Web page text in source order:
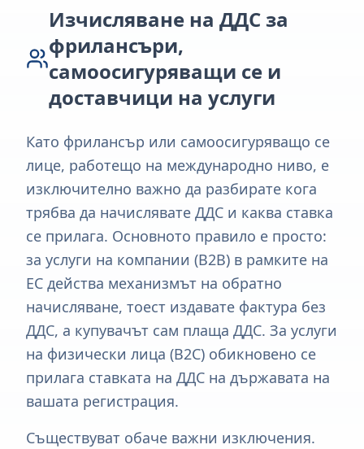
Изчисляване на ДДС за
фрилансъри,
самоосигуряващи се и
доставчици на услуги
Като фрилансър или самоосигуряващо се
лице, работещо на международно ниво, е
изключително важно да разбирате кога
трябва да начислявате ДДС и каква ставка
се прилага. Основното правило е просто:
за услуги на компании (B2B) в рамките на
ЕС действа механизмът на обратно
начисляване, тоест издавате фактура без
ДДС, а купувачът сам плаща ДДС. За услуги
на физически лица (B2C) обикновено се
прилага ставката на ДДС на държавата на
вашата регистрация.
Съществуват обаче важни изключения.